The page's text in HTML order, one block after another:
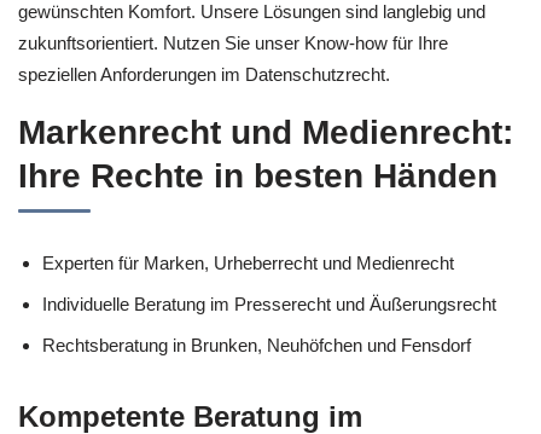
gewünschten Komfort. Unsere Lösungen sind langlebig und
zukunftsorientiert. Nutzen Sie unser Know-how für Ihre
speziellen Anforderungen im Datenschutzrecht.
Markenrecht und Medienrecht:
Ihre Rechte in besten Händen
Experten für Marken, Urheberrecht und Medienrecht
Individuelle Beratung im Presserecht und Äußerungsrecht
Rechtsberatung in Brunken, Neuhöfchen und Fensdorf
Kompetente Beratung im